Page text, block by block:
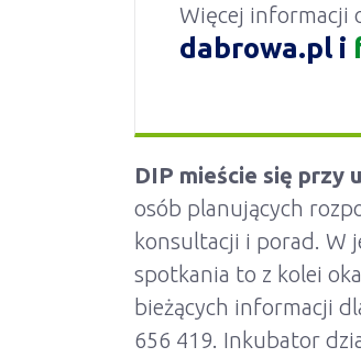
Więcej informacji
dabrowa.pl i
DIP mieście się przy
osób planujących
konsultacji i porad. W
spotkania to z kolei
bieżących informacji
656 419. Inkubator